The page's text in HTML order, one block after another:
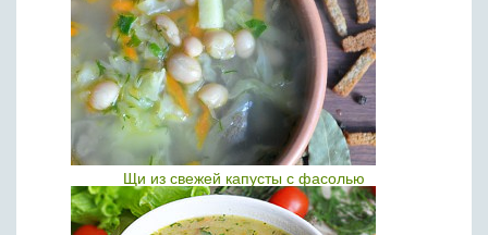
Щи из свежей капусты с фасолью